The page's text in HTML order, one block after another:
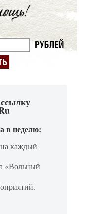
в неделю:
каждый
«Вольный